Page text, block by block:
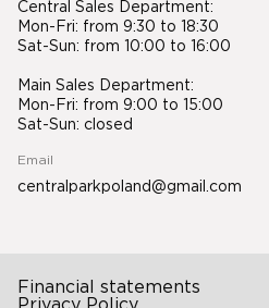
Central Sales Department:
Mon-Fri: from 9:30 to 18:30
Sat-Sun: from 10:00 to 16:00
Main Sales Department:
Mon-Fri: from 9:00 to 15:00
Sat-Sun: closed
Email
centralparkpoland@gmail.com
Financial statements